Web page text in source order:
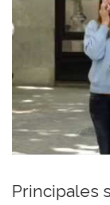
Principales